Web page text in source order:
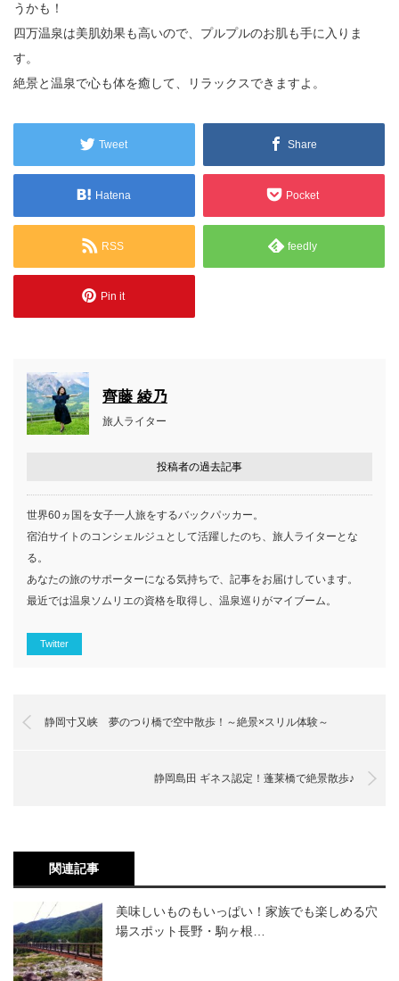
うかも！
四万温泉は美肌効果も高いので、プルプルのお肌も手に入りま
す。
絶景と温泉で心も体を癒して、リラックスできますよ。
Tweet Share
Hatena Pocket
RSS feedly
Pin it
齊藤 綾乃
旅人ライター
投稿者の過去記事
世界60ヵ国を女子一人旅をするバックパッカー。
宿泊サイトのコンシェルジュとして活躍したのち、旅人ライターとな
る。
あなたの旅のサポーターになる気持ちで、記事をお届けしています。
最近では温泉ソムリエの資格を取得し、温泉巡りがマイブーム。
Twitter
静岡寸又峡 夢のつり橋で空中散歩！～絶景×スリル体験～
静岡島田 ギネス認定！蓬莱橋で絶景散歩♪
関連記事
美味しいものもいっぱい！家族でも楽しめる穴
場スポット長野・駒ヶ根…